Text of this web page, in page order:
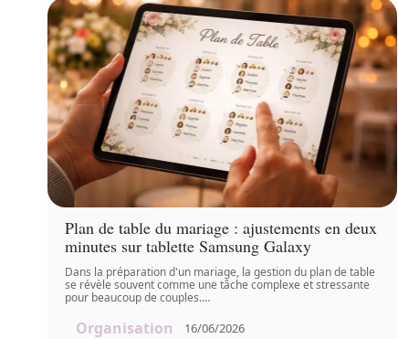
Plan de table du mariage : ajustements en deux
minutes sur tablette Samsung Galaxy
Dans la préparation d'un mariage, la gestion du plan de table
se révèle souvent comme une tâche complexe et stressante
pour beaucoup de couples.…
Organisation 16/06/2026